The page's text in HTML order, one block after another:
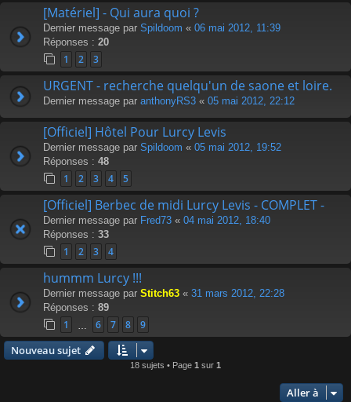
[Matériel] - Qui aura quoi ?
Dernier message par Spildoom « 06 mai 2012, 11:39
Réponses : 20
1 2 3
URGENT - recherche quelqu'un de saone et loire.
Dernier message par anthonyRS3 « 05 mai 2012, 22:12
[Officiel] Hôtel Pour Lurcy Levis
Dernier message par Spildoom « 05 mai 2012, 19:52
Réponses : 48
1 2 3 4 5
[Officiel] Berbec de midi Lurcy Levis - COMPLET -
Dernier message par Fred73 « 04 mai 2012, 18:40
Réponses : 33
1 2 3 4
hummm Lurcy !!!
Dernier message par Stitch63 « 31 mars 2012, 22:28
Réponses : 89
1 6 7 8 9
Nouveau sujet
18 sujets • Page 1 sur 1
Aller à